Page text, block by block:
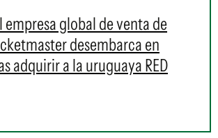
empresa global de venta de
desembarca en
adquirir a la uruguaya RED